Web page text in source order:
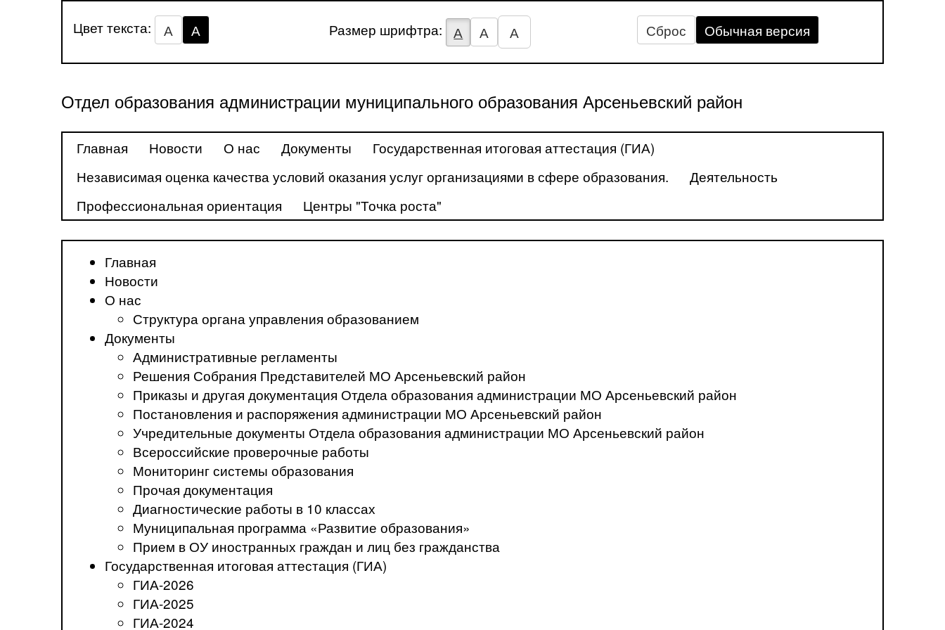
Цвет текста: А А Размер шрифтра: А А А Сброс Обычная версия
Отдел образования администрации муниципального образования Арсеньевский район
Главная Новости О нас Документы
Государственная итоговая аттестация (ГИА)
Независимая оценка качества условий оказания услуг организациями в сфере образования.
Деятельность
Профессиональная ориентация
Центры "Точка роста"
Главная
Новости
О нас
Структура органа управления образованием
Документы
Административные регламенты
Решения Собрания Представителей МО Арсеньевский район
Приказы и другая документация Отдела образования администрации МО Арсеньевский район
Постановления и распоряжения администрации МО Арсеньевский район
Учредительные документы Отдела образования администрации МО Арсеньевский район
Всероссийские проверочные работы
Мониторинг системы образования
Прочая документация
Диагностические работы в 10 классах
Муниципальная программа «Развитие образования»
Прием в ОУ иностранных граждан и лиц без гражданства
Государственная итоговая аттестация (ГИА)
ГИА-2026
ГИА-2025
ГИА-2024